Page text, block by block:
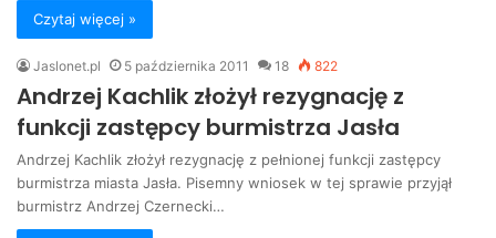
Czytaj więcej »
Jaslonet.pl 5 października 2011 18 822
Andrzej Kachlik złożył rezygnację z
funkcji zastępcy burmistrza Jasła
Andrzej Kachlik złożył rezygnację z pełnionej funkcji zastępcy
burmistrza miasta Jasła. Pisemny wniosek w tej sprawie przyjął
burmistrz Andrzej Czernecki…